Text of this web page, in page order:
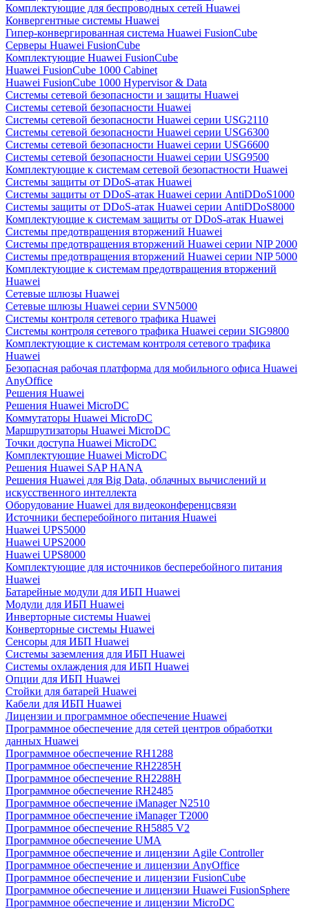
Комплектующие для беспроводных сетей Huawei
Конвергентные системы Huawei
Гипер-конвергированная система Huawei FusionCube
Серверы Huawei FusionCube
Комплектующие Huawei FusionCube
Huawei FusionCube 1000 Cabinet
Huawei FusionCube 1000 Hypervisor & Data
Системы сетевой безопасности и защиты Huawei
Системы сетевой безопасности Huawei
Системы сетевой безопасности Huawei серии USG2110
Системы сетевой безопасности Huawei серии USG6300
Системы сетевой безопасности Huawei серии USG6600
Системы сетевой безопасности Huawei серии USG9500
Комплектующие к системам сетевой безопастности Huawei
Системы защиты от DDoS-атак Huawei
Системы защиты от DDoS-атак Huawei серии AntiDDoS1000
Системы защиты от DDoS-атак Huawei серии AntiDDoS8000
Комплектующие к системам защиты от DDoS-атак Huawei
Системы предотвращения вторжений Huawei
Системы предотвращения вторжений Huawei серии NIP 2000
Системы предотвращения вторжений Huawei серии NIP 5000
Комплектующие к системам предотвращения вторжений
Huawei
Сетевые шлюзы Huawei
Сетевые шлюзы Huawei серии SVN5000
Системы контроля сетевого трафика Huawei
Системы контроля сетевого трафика Huawei серии SIG9800
Комплектующие к системам контроля сетевого трафика
Huawei
Безопасная рабочая платформа для мобильного офиса Huawei
AnyOffice
Решения Huawei
Решения Huawei MicroDC
Коммутаторы Huawei MicroDC
Маршрутизаторы Huawei MicroDC
Точки доступа Huawei MicroDC
Комплектующие Huawei MicroDC
Решения Huawei SAP HANA
Решения Huawei для Big Data, облачных вычислений и
искусственного интеллекта
Оборудование Huawei для видеоконференцсвязи
Источники бесперебойного питания Huawei
Huawei UPS5000
Huawei UPS2000
Huawei UPS8000
Комплектующие для источников бесперебойного питания
Huawei
Батарейные модули для ИБП Huawei
Модули для ИБП Huawei
Инверторные системы Huawei
Конверторные системы Huawei
Сенсоры для ИБП Huawei
Системы заземления для ИБП Huawei
Системы охлаждения для ИБП Huawei
Опции для ИБП Huawei
Стойки для батарей Huawei
Кабели для ИБП Huawei
Лицензии и программное обеспечение Huawei
Программное обеспечение для сетей центров обработки
данных Huawei
Программное обеспечение RH1288
Программное обеспечение RH2285H
Программное обеспечение RH2288H
Программное обеспечение RH2485
Программное обеспечение iManager N2510
Программное обеспечение iManager T2000
Программное обеспечение RH5885 V2
Программное обеспечение UMA
Программное обеспечение и лицензии Agile Controller
Программное обеспечение и лицензии AnyOffice
Программное обеспечение и лицензии FusionCube
Программное обеспечение и лицензии Huawei FusionSphere
Программное обеспечение и лицензии MicroDC